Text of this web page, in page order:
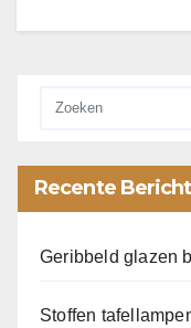
Recente
Geribbeld glazen
Stoffen